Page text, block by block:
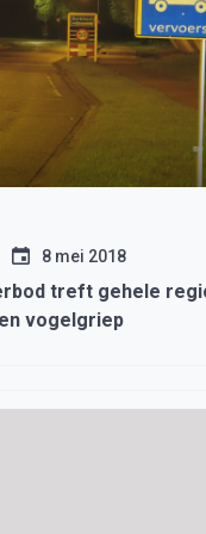
8 mei 2018
treft gehele
vogelgriep